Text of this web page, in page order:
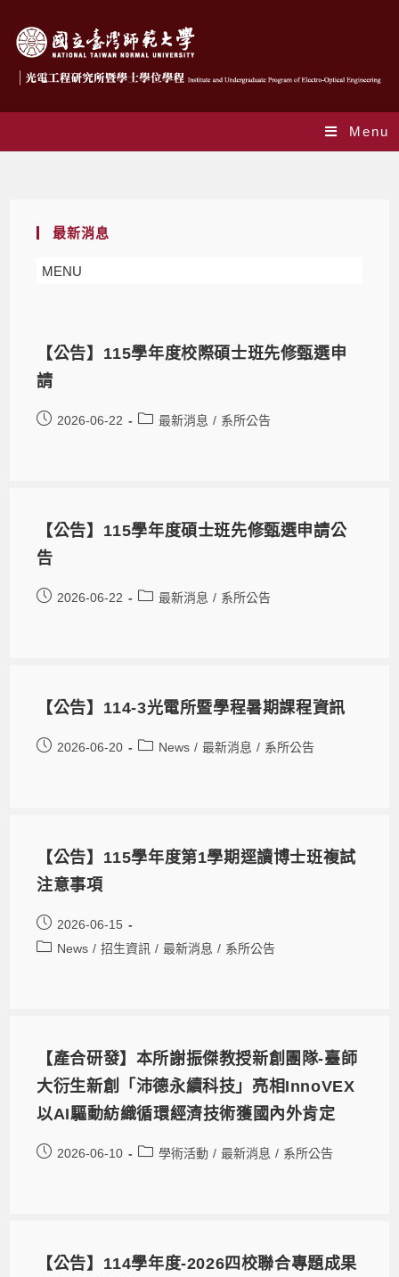
Menu
最新消息
MENU
【公告】115學年度校際碩士班先修甄選申
請
2026-06-22 最新消息 / 系所公告
【公告】115學年度碩士班先修甄選申請公
告
2026-06-22 最新消息 / 系所公告
【公告】114-3光電所暨學程暑期課程資訊
2026-06-20 News / 最新消息 / 系所公告
【公告】115學年度第1學期逕讀博士班複試
注意事項
2026-06-15
News / 招生資訊 / 最新消息 / 系所公告
【產合研發】本所謝振傑教授新創團隊-臺師
大衍生新創「沛德永續科技」亮相InnoVEX
以AI驅動紡織循環經濟技術獲國內外肯定
2026-06-10 學術活動 / 最新消息 / 系所公告
【公告】114學年度-2026四校聯合專題成果